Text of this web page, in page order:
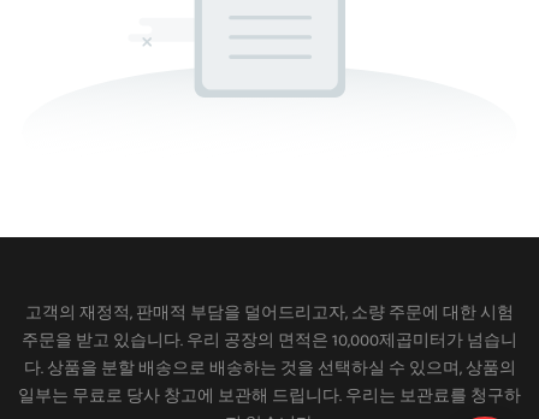
고객의 재정적, 판매적 부담을 덜어드리고자, 소량 주문에 대한 시험
주문을 받고 있습니다. 우리 공장의 면적은 10,000제곱미터가 넘습니
다. 상품을 분할 배송으로 배송하는 것을 선택하실 수 있으며, 상품의
일부는 무료로 당사 창고에 보관해 드립니다. 우리는 보관료를 청구하